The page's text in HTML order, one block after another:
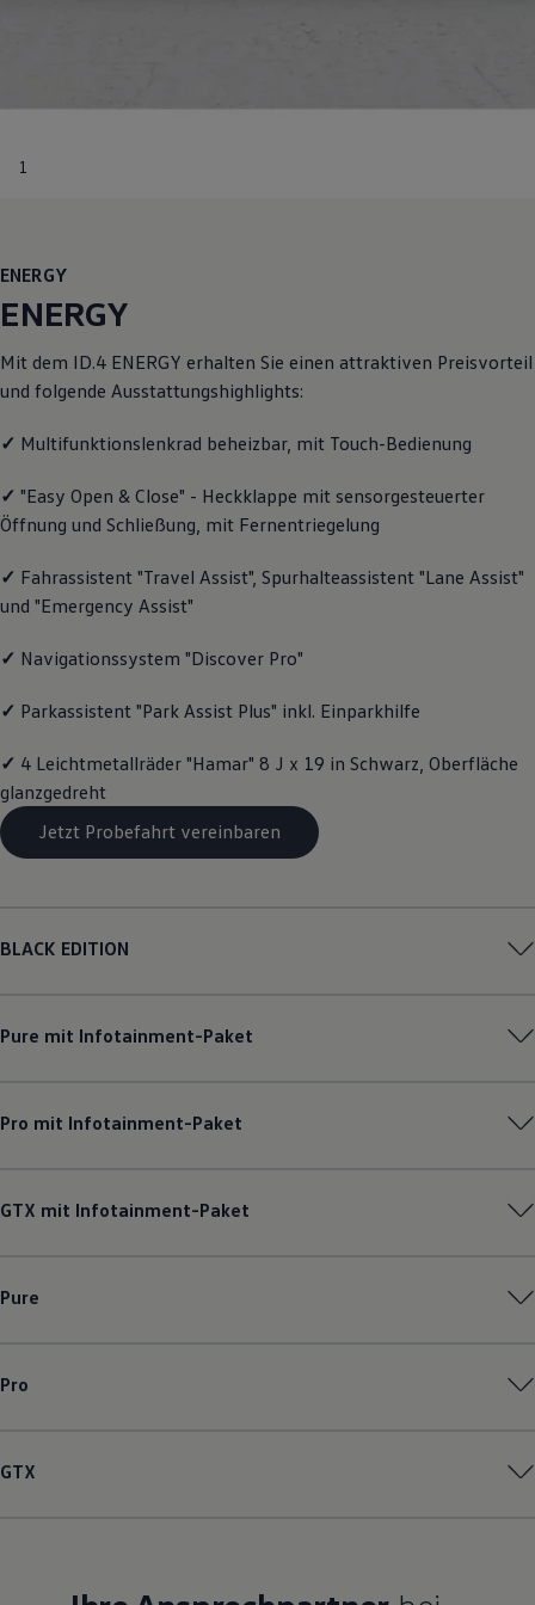
#wedriveproud
Zubehör
Modellspezifisches Zubehör
Schutz und Pflege
Entertainment und Elektronik
Wallbox und Ladekabel
Digitale Extras
Dienste für Ihr Modell finden
Handy und Fahrzeug verbinden
Updates für Software, Karten und Radio
Über Ihr Auto
Kundeninformationen
Warn- und Kontrollleuchten
Live Beratung
Magazin
Lifestyle
Transport
Familie
Volkswagen Kundenbetreuung
1
ENERGY
ENERGY
Mit dem ID.4 ENERGY erhalten Sie einen attraktiven Preisvorteil
und folgende Ausstattungshighlights:
✓ Multifunktionslenkrad beheizbar, mit Touch-Bedienung
✓ "Easy Open & Close" - Heckklappe mit sensorgesteuerter
Öffnung und Schließung, mit Fernentriegelung
✓ Fahrassistent "Travel Assist", Spurhalteassistent "Lane Assist"
und "Emergency Assist"
✓ Navigationssystem "Discover Pro"
✓ Parkassistent "Park Assist Plus" inkl. Einparkhilfe
✓ 4 Leichtmetallräder "Hamar" 8 J x 19 in Schwarz, Oberfläche
glanzgedreht
Jetzt Probefahrt vereinbaren
BLACK EDITION
Pure mit Infotainment-Paket
Pro mit Infotainment-Paket
GTX mit Infotainment-Paket
Pure
Pro
GTX